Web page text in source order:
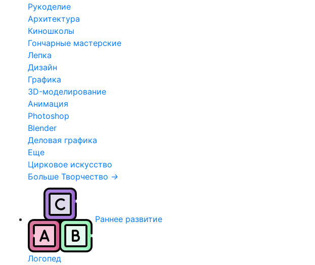
Рукоделие
Архитектура
Киношколы
Гончарные мастерские
Лепка
Дизайн
Графика
3D-моделирование
Анимация
Photoshop
Blender
Деловая графика
Еще
Цирковое искусство
Больше Творчество →
Раннее развитие
Логопед